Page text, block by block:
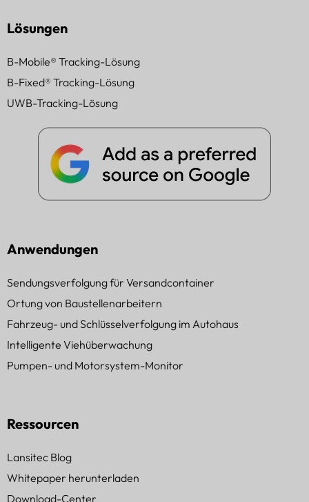
Lösungen
B-Mobile® Tracking-Lösung
B-Fixed® Tracking-Lösung
UWB-Tracking-Lösung
Anwendungen
Sendungsverfolgung für Versandcontainer
Ortung von Baustellenarbeitern
Fahrzeug- und Schlüsselverfolgung im Autohaus
Intelligente Viehüberwachung
Pumpen- und Motorsystem-Monitor
Ressourcen
Lansitec Blog
Whitepaper herunterladen
Download-Center